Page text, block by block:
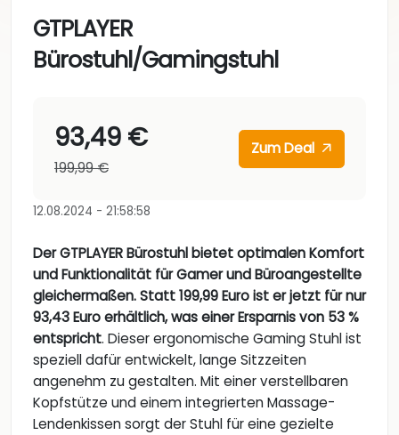
GTPLAYER
Bürostuhl/Gamingstuhl
93,49 €
199,99 €
Zum Deal
12.08.2024 - 21:58:58
Der GTPLAYER Bürostuhl bietet optimalen Komfort
und Funktionalität für Gamer und Büroangestellte
gleichermaßen. Statt 199,99 Euro ist er jetzt für nur
93,43 Euro erhältlich, was einer Ersparnis von 53 %
entspricht. Dieser ergonomische Gaming Stuhl ist
speziell dafür entwickelt, lange Sitzzeiten
angenehm zu gestalten. Mit einer verstellbaren
Kopfstütze und einem integrierten Massage-
Lendenkissen sorgt der Stuhl für eine gezielte